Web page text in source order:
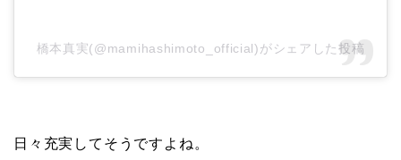
橋本真実(@mamihashimoto_official)がシェアした投稿
日々充実してそうですよね。